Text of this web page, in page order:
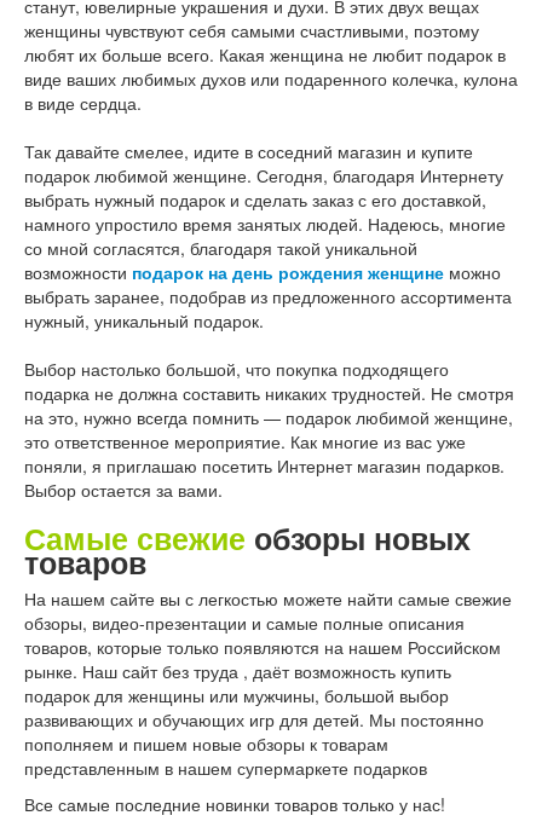
станут, ювелирные украшения и духи. В этих двух вещах
женщины чувствуют себя самыми счастливыми, поэтому
любят их больше всего. Какая женщина не любит подарок в
виде ваших любимых духов или подаренного колечка, кулона
в виде сердца.
Так давайте смелее, идите в соседний магазин и купите
подарок любимой женщине. Сегодня, благодаря Интернету
выбрать нужный подарок и сделать заказ с его доставкой,
намного упростило время занятых людей. Надеюсь, многие
со мной согласятся, благодаря такой уникальной
возможности подарок на день рождения женщине можно
выбрать заранее, подобрав из предложенного ассортимента
нужный, уникальный подарок.
Выбор настолько большой, что покупка подходящего
подарка не должна составить никаких трудностей. Не смотря
на это, нужно всегда помнить — подарок любимой женщине,
это ответственное мероприятие. Как многие из вас уже
поняли, я приглашаю посетить Интернет магазин подарков.
Выбор остается за вами.
Самые свежие обзоры новых
товаров
На нашем сайте вы с легкостью можете найти самые свежие
обзоры, видео-презентации и самые полные описания
товаров, которые только появляются на нашем Российском
рынке. Наш сайт без труда , даёт возможность купить
подарок для женщины или мужчины, большой выбор
развивающих и обучающих игр для детей. Мы постоянно
пополняем и пишем новые обзоры к товарам
представленным в нашем супермаркете подарков
Все самые последние новинки товаров только у нас!